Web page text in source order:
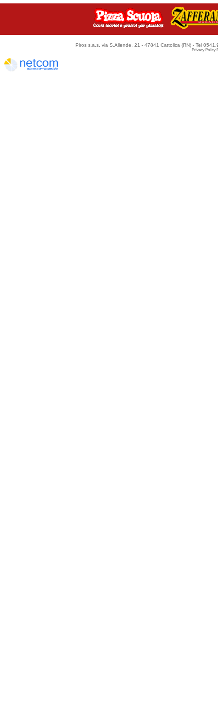
Piros s.a.s. via S.Allende, 21 - 47841 Cattolica (RN) - Tel
Privacy Policy